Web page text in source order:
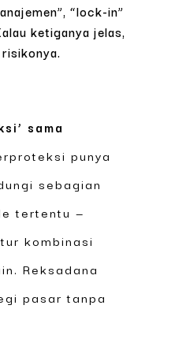
“lock-in”
ketiganya jelas,
sama
punya
sebagian
tertentu —
kombinasi
Reksadana
pasar tanpa